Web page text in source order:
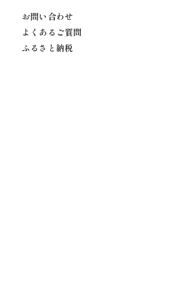
お問い合わせ
よくあるご質問
ふるさと納税